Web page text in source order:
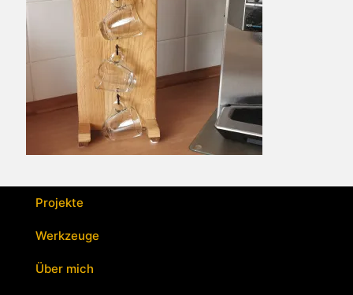
Projekte
Werkzeuge
Über mich